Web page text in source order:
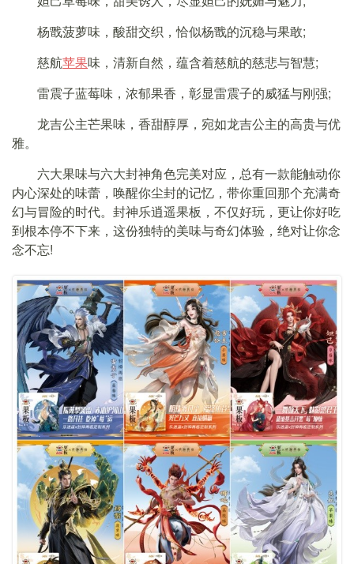
杨戬菠萝味，酸甜交织，恰似杨戬的沉稳与果敢;
慈航苹果味，清新自然，蕴含着慈航的慈悲与智慧;
雷震子蓝莓味，浓郁果香，彰显雷震子的威猛与刚强;
龙吉公主芒果味，香甜醇厚，宛如龙吉公主的高贵与优
雅。
六大果味与六大封神角色完美对应，总有一款能触动你
内心深处的味蕾，唤醒你尘封的记忆，带你重回那个充满奇
幻与冒险的时代。封神乐逍遥果板，不仅好玩，更让你好吃
到根本停不下来，这份独特的美味与奇幻体验，绝对让你念
念不忘!